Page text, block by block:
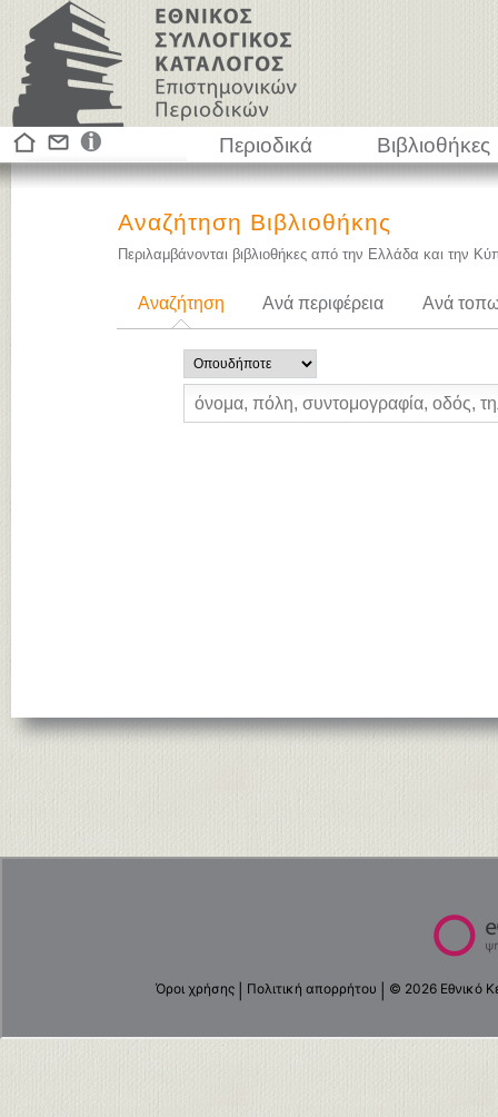
Περιοδικά Βιβλιοθήκες
Αναζήτηση Βιβλιοθήκης
Περιλαμβάνονται βιβλιοθήκες από την Ελλάδα και την
Αναζήτηση Ανά περιφέρεια Ανά